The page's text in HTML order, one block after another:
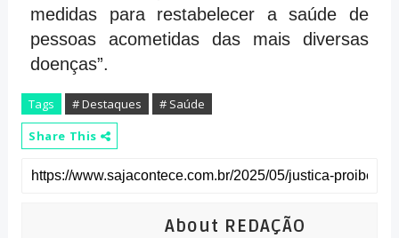
medidas para restabelecer a saúde de
pessoas acometidas das mais diversas
doenças”.
Tags # Destaques
# Saúde
Share This
About REDAÇÃO